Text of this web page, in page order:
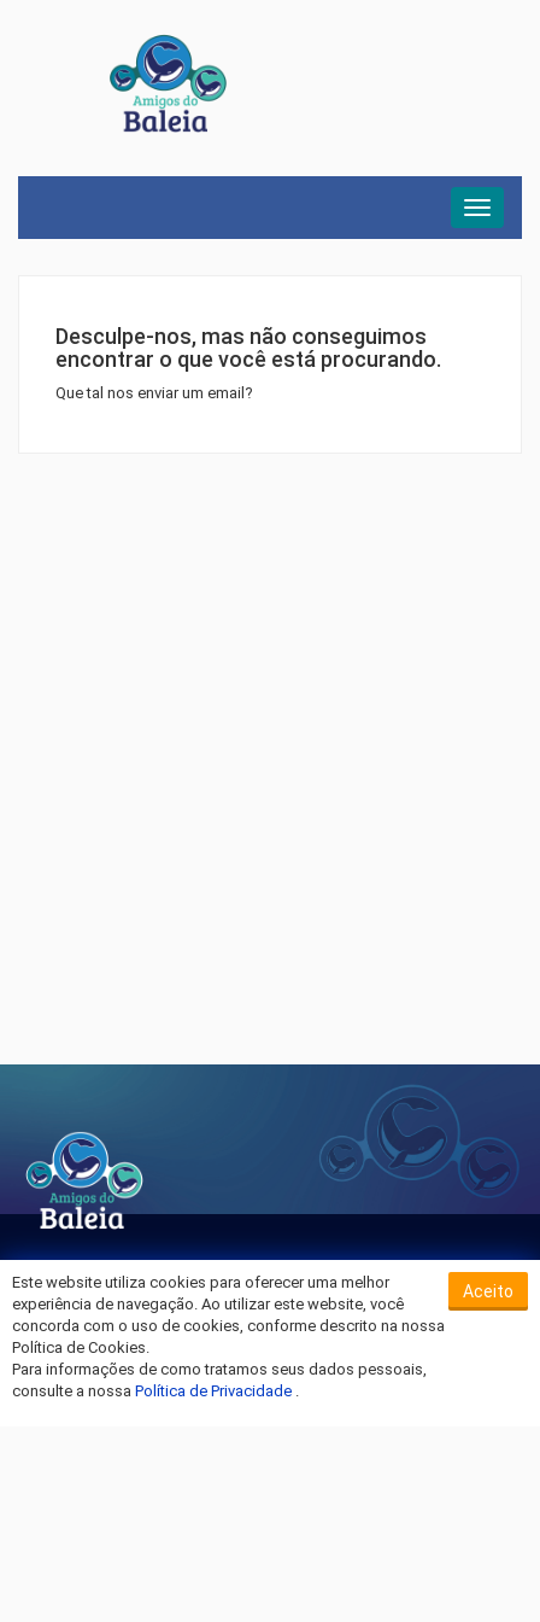
Menu
Desculpe-nos, mas não conseguimos
encontrar o que você está procurando.
Que tal nos enviar um email?
Sobre o Hospital da Baleia
Termos de Uso
Política de Privacidade
Entre em Contato
Este website utiliza cookies para oferecer uma melhor
experiência de navegação. Ao utilizar este website, você
concorda com o uso de cookies, conforme descrito na nossa
Política de Cookies.
Para informações de como tratamos seus dados pessoais,
consulte a nossa Política de Privacidade .
Aceito